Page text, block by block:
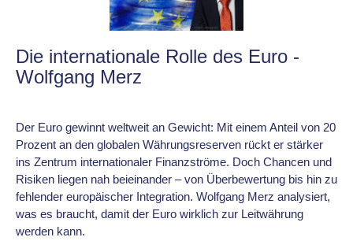
Die internationale Rolle des Euro -
Wolfgang Merz
Der Euro gewinnt weltweit an Gewicht: Mit einem Anteil von 20
Prozent an den globalen Währungsreserven rückt er stärker
ins Zentrum internationaler Finanzströme. Doch Chancen und
Risiken liegen nah beieinander – von Überbewertung bis hin zu
fehlender europäischer Integration. Wolfgang Merz analysiert,
was es braucht, damit der Euro wirklich zur Leitwährung
werden kann.